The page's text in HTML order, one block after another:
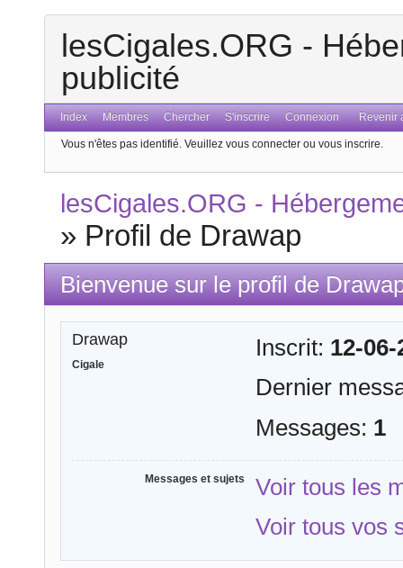
lesCigales.ORG -
publicité
Index Membres Chercher S'inscrire Connexion Revenir
Vous n'êtes pas identifié. Veuillez vous connecter ou vous inscrire.
lesCigales.ORG -
» Profil de Drawap
Bienvenue sur le profil de
Drawap
Cigale
Inscrit: 12-06-
Dernier
Messages: 1
Messages et sujets
Voir tous les
Voir tous vos